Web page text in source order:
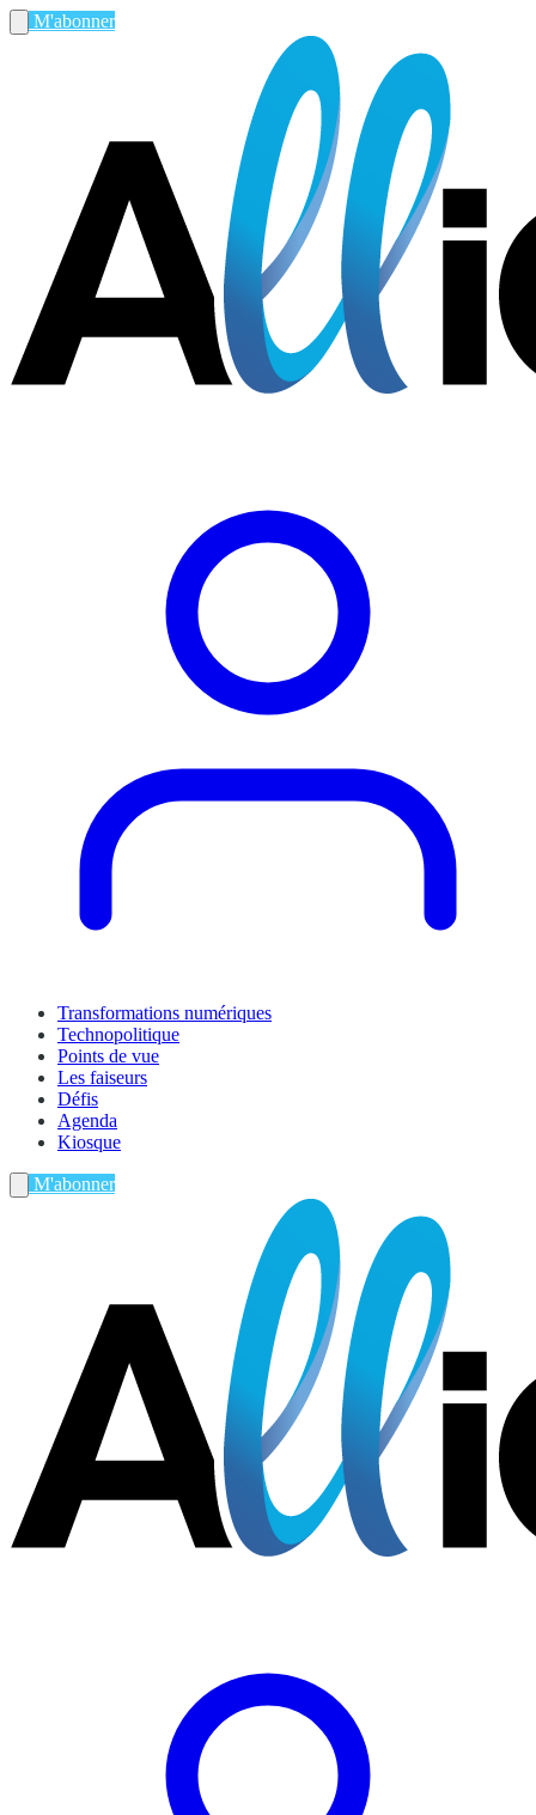
M'abonner
Transformations numériques
Technopolitique
Points de vue
Les faiseurs
Défis
Agenda
Kiosque
M'abonner